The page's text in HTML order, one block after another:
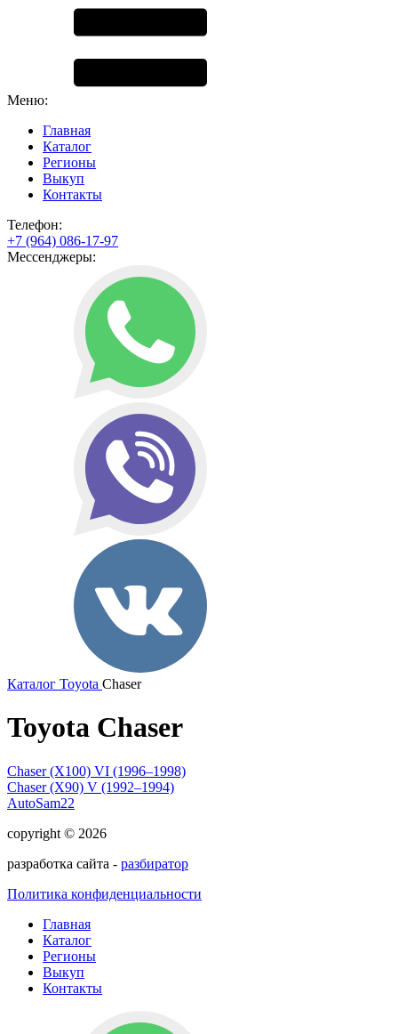
Меню:
Главная
Каталог
Регионы
Выкуп
Контакты
Телефон:
+7 (964) 086-17-97
Мессенджеры:
Каталог Toyota Chaser
Toyota Chaser
Chaser (X100) VI (1996–1998)
Chaser (X90) V (1992–1994)
AutoSam22
copyright © 2026
разработка сайта - разбиратор
Политика конфиденциальности
Главная
Каталог
Регионы
Выкуп
Контакты